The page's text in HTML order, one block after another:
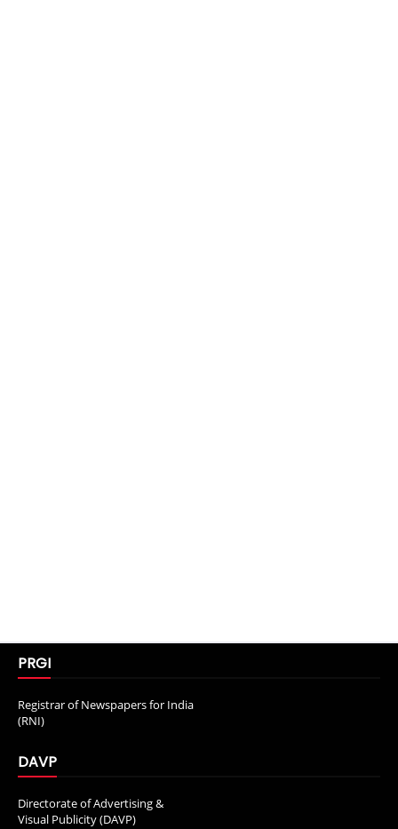
PRGI
Registrar of Newspapers for India
(RNI)
DAVP
Directorate of Advertising &
Visual Publicity (DAVP)